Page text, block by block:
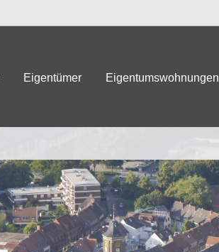
Eigentümer Eigentumswohnungen